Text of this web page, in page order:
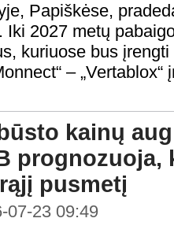
Papiškėse,
Iki 2027 metų
kuriuose bus
–
kainų
prognozuoja,
pusmetį
07-23 09:49